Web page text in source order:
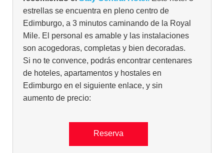
estrellas se encuentra en pleno centro de
Edimburgo, a 3 minutos caminando de la Royal
Mile. El personal es amable y las instalaciones
son acogedoras, completas y bien decoradas.
Si no te convence, podrás encontrar centenares
de hoteles, apartamentos y hostales en
Edimburgo en el siguiente enlace, y sin
aumento de precio:
Reserva